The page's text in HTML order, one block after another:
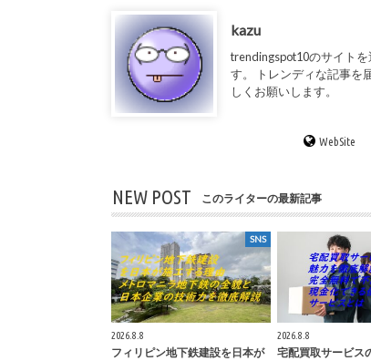
kazu
trendingspot10のサイト
す。 トレンディな記事を
しくお願いします。
WebSite
NEW POST このライターの最新記事
SNS
2026.8.8
フィリピン地下鉄建設を日本が
2026.8.8
宅配買取サービス